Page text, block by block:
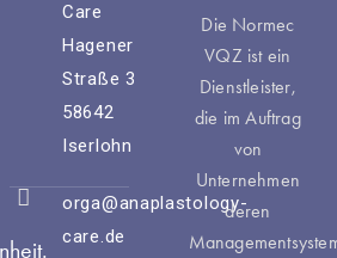
Care
Hagener
Straße 3
58642
Iserlohn
orga@anaplastology-
care.de
Die Normec
VQZ ist ein
Dienstleister,
die im Auftrag
von
Unternehmen
deren